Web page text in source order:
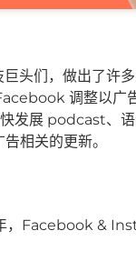
头们，做出了许
调整以广
发展 podcast、
相关的更新。
，Facebook &